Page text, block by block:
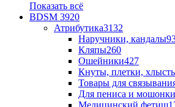
Показать всё
BDSM 3920
Атрибутика3132
Наручники, кандалы
Кляпы260
Ошейники427
Кнуты, плетки,
Товары для
Для пениса и мошонки
Медицинский фетиш